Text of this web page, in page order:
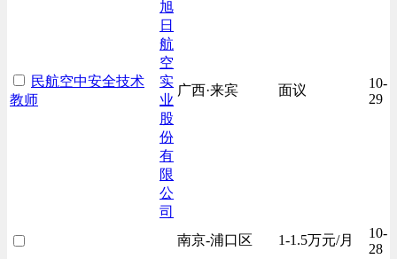
民航空中安全技术
教师
旭
日
航
空
实
业
股
份
有
限
公
司
广西·来宾 面议
10-
29
南京-浦口区 1-1.5万元/月
10-
28